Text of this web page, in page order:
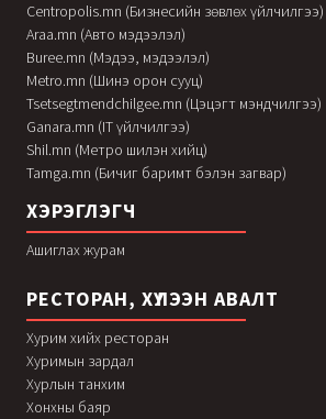
Centropolis.mn (Бизнесийн зөвлөх үйлчилгээ)
Araa.mn (Авто мэдээлэл)
Buree.mn (Мэдээ, мэдээлэл)
Metro.mn (Шинэ орон сууц)
Tsetsegtmendchilgee.mn (Цэцэгт мэндчилгээ)
Ganara.mn (IT үйлчилгээ)
Shil.mn (Метро шилэн хийц)
Tamga.mn (Бичиг баримт бэлэн загвар)
ХЭРЭГЛЭГЧ
Ашиглах журам
РЕСТОРАН, ХҮЛЭЭН АВАЛТ
Хурим хийх ресторан
Хуримын зардал
Хурлын танхим
Хонхны баяр